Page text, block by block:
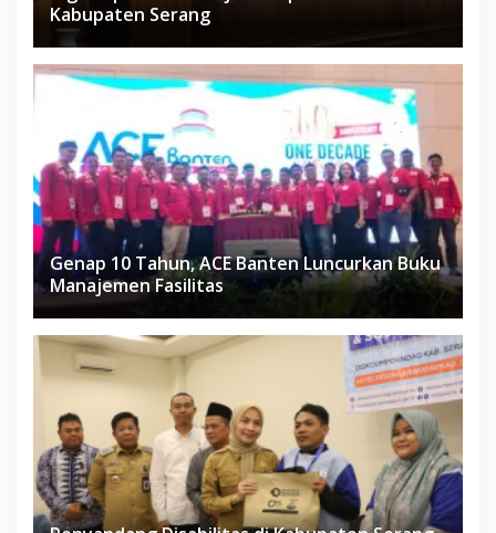
Kabupaten Serang
Genap 10 Tahun, ACE Banten Luncurkan Buku
Manajemen Fasilitas